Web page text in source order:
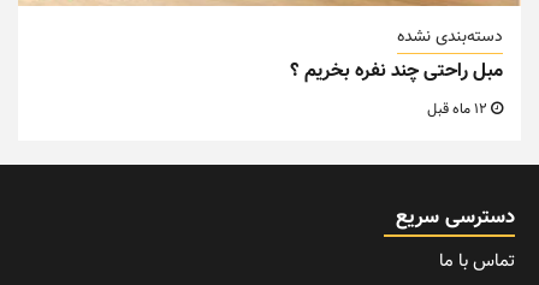
دسته‌بندی نشده
مبل راحتی چند نفره بخریم ؟
دسترسی سریع
تماس با ما